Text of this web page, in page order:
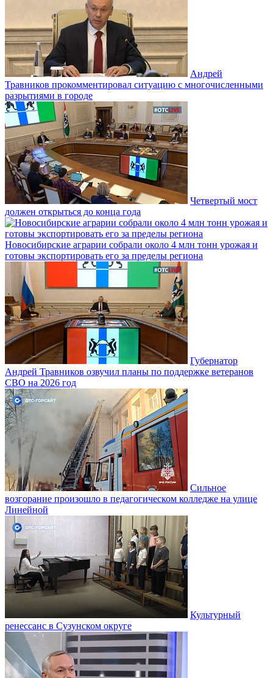
Андрей
Травников прокомментировал ситуацию с многочисленными
разрытиями в городе
Четвертый мост
должен открыться до конца года
Новосибирские аграрии собрали около 4 млн тонн урожая и
готовы экспортировать его за пределы региона
Губернатор
Андрей Травников озвучил планы по поддержке ветеранов
СВО на 2026 год
Сильное
возгорание произошло в педагогическом колледже на улице
Линейной
Культурный
ренессанс в Сузунском округе